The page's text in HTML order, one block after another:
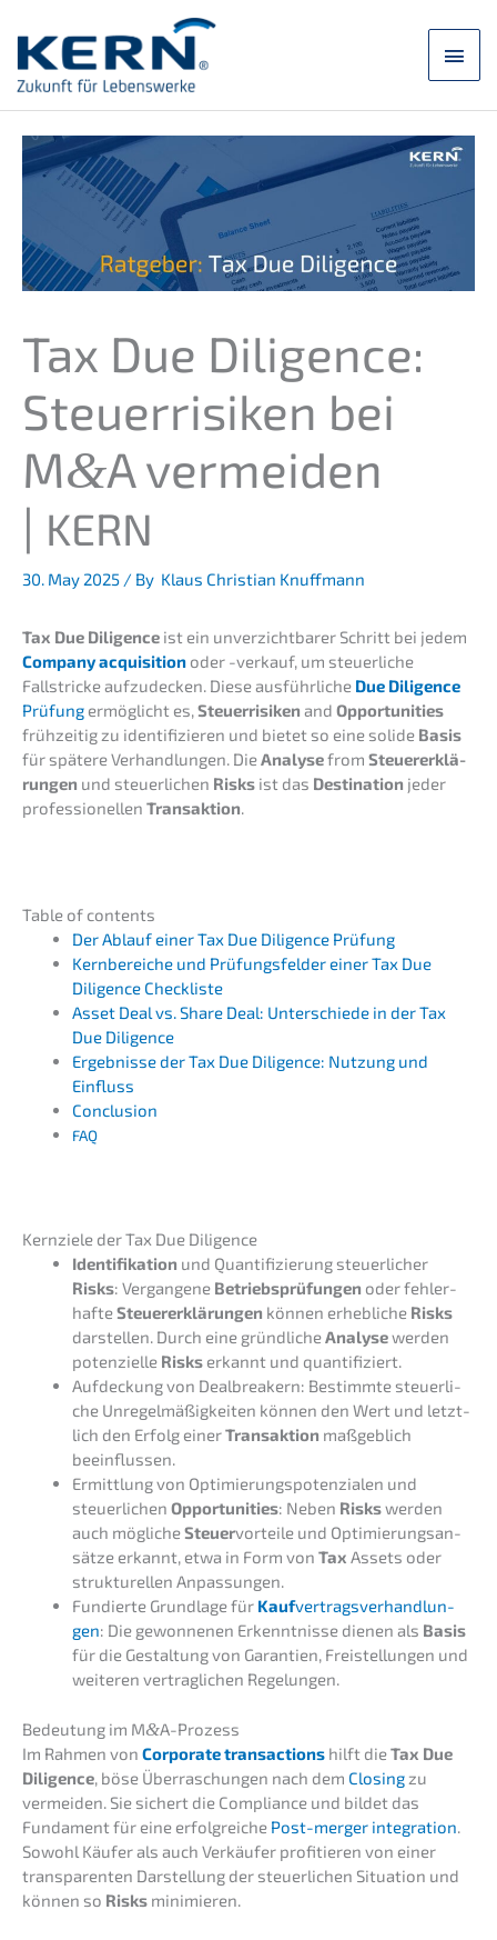
content
main
Tax Due Diligence:
Steuer­ri­si­ken bei
M&A vermei­den
| KERN
30. May 2025 / By Klaus Christian Knuffmann
Tax Due Diligence ist ein unver­zicht­ba­rer Schritt bei jedem
Compa­ny acqui­si­ti­on oder -verkauf, um steuer­li­che
Fallstri­cke aufzu­de­cken. Diese ausführ­li­che Due Diligence
Prüfung ermög­licht es,Steuer­ri­si­ken and Oppor­tu­ni­ties
frühzei­tig zu identi­fi­zie­ren und bietet so eine solide Basis
für späte­re Verhand­lun­gen. DieAnaly­sefrom Steuer­erklä­
run­gen und steuer­li­chen Risks ist das Desti­na­ti­on jeder
profes­sio­nel­len Trans­ak­ti­on.
Table of contents
Der Ablauf einer Tax Due Diligence Prüfung
Kernbe­rei­che und Prüfungs­fel­der einer Tax Due
Diligence Checkliste
Asset Deal vs. Share Deal: Unter­schie­de in der Tax
Due Diligence
Ergeb­nis­se der Tax Due Diligence: Nutzung und
Einfluss
Conclu­si­on
FAQ
Kernzie­le der Tax Due Diligence
Identi­fi­ka­ti­on und Quanti­fi­zie­rung steuer­li­cher
Risks: Vergan­ge­ne Betriebs­prü­fun­gen oder fehler­
haf­teSteuer­erklä­run­gen können erheb­li­che Risks
darstel­len. Durch eine gründ­li­cheAnaly­sewerden
poten­zi­el­le Risks erkannt und quantifiziert.
Aufde­ckung von Dealb­rea­k­ern: Bestimm­te steuer­li­
che Unregel­mä­ßig­kei­ten können den Wert und letzt­
lich den Erfolg einerTrans­ak­ti­on maßgeb­lich
beeinflussen.
Ermitt­lung von Optimie­rungs­po­ten­zia­len und
steuer­li­chen Oppor­tu­ni­ties: Neben Riskswerden
auch mögli­cheSteuervortei­le und Optimie­rungs­an­
sät­ze erkannt, etwa in Form von Tax Assets oder
struk­tu­rel­len Anpassungen.
Fundier­te Grund­la­ge für Kaufvertrags­ver­hand­lun­
gen: Die gewon­ne­nen Erkennt­nis­se dienen als Basis
für die Gestal­tung von Garan­tien, Freistel­lun­gen und
weite­ren vertrag­li­chen Regelungen.
Bedeu­tung im M&A-Prozess
Im Rahmen von Corpo­ra­te transac­tions hilft dieTax Due
Diligence, böse Überra­schun­gen nach dem Closing zu
vermei­den. Sie sichert die Compli­ance und bildet das
Funda­ment für eine erfolg­rei­che Post-merger integra­ti­on.
Sowohl Käufer als auch Verkäu­fer profi­tie­ren von einer
trans­pa­ren­ten Darstel­lung der steuer­li­chen Situa­ti­on und
können so Risks minimieren.